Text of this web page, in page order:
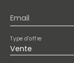
Email
Vente
Type d'offre